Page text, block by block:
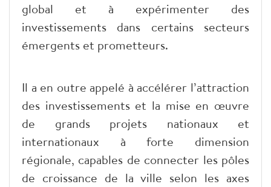
global et à expérimenter des
investissements dans certains secteurs
émergents et prometteurs.
Il a en outre appelé à accélérer l’attraction
des investissements et la mise en œuvre
de grands projets nationaux et
internationaux à forte dimension
régionale, capables de connecter les pôles
de croissance de la ville selon les axes